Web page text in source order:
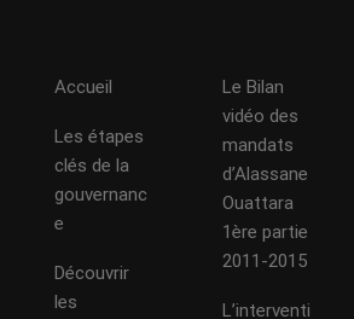
Accueil
Les étapes
clés de la
gouvernanc
e
Découvrir
les
Le Bilan
vidéo des
mandats
d’Alassane
Ouattara
1ère partie
2011-2015
L’interventi